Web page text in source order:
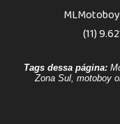
(11)
Tags dessa página:
Zona Sul, motoboy